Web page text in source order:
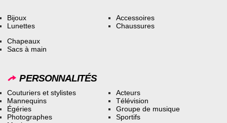
Bijoux
Lunettes
Accessoires
Chaussures
Chapeaux
Sacs à main
PERSONNALITÉS
Couturiers et stylistes
Mannequins
Égéries
Photographes
Acteurs
Télévision
Groupe de musique
Sportifs